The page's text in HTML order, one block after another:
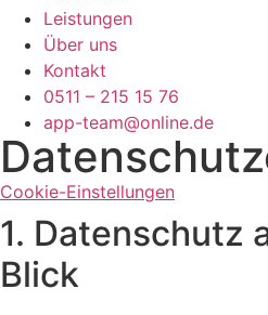
Leistungen
Über uns
Kontakt
0511 – 215 15 76
app-team@online.de
Cookie-Einstellungen
1. Datenschutz
Blick